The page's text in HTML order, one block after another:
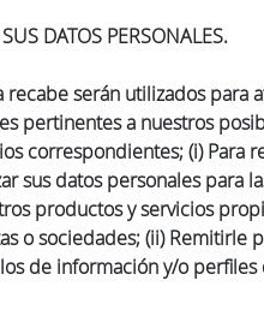
DATOS PERSONALES.
serán utilizados
pertinentes a nuestros
correspondientes; (i)
sus datos personales
productos y servicios
o sociedades; (ii)
de información y/o